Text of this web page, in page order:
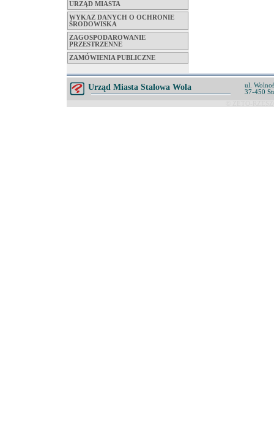
URZĄD MIASTA
WYKAZ DANYCH O OCHRONIE
ŚRODOWISKA
ZAGOSPODAROWANIE
PRZESTRZENNE
ZAMÓWIENIA PUBLICZNE
Urząd Miasta Stalowa Wola
ul.
37-450